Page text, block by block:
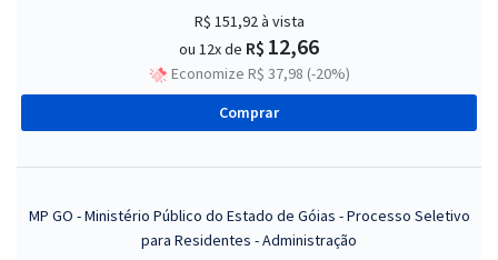
R$ 151,92à vista
ou 12x de R$ 12,66
Economize R$ 37,98 (-20%)
Comprar
MP GO - Ministério Público do Estado de Góias - Processo Seletivo
para Residentes - Administração